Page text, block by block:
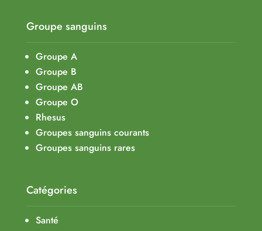
Groupe sanguins
Groupe A
Groupe B
Groupe AB
Groupe O
Rhesus
Groupes sanguins courants
Groupes sanguins rares
Catégories
Santé